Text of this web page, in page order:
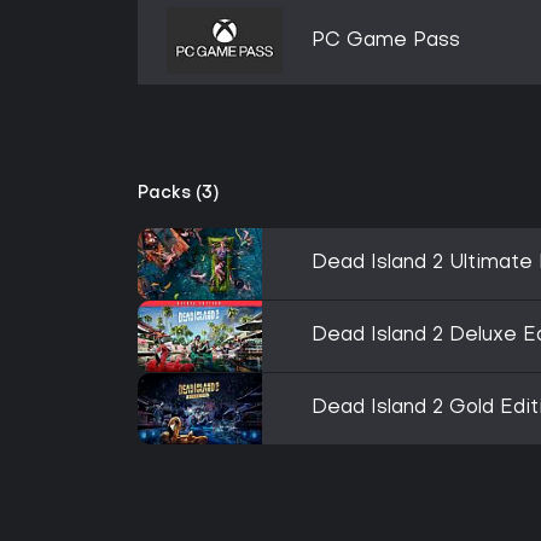
PC Game Pass
Packs (3)
Dead Island 2 Ultimate
Dead Island 2 Deluxe
Dead Island 2 Gold